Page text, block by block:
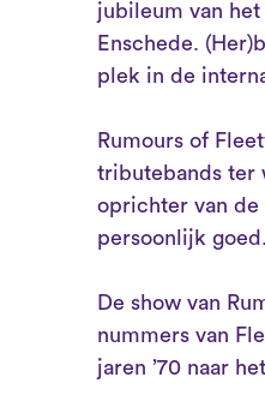
jubileum van
Enschede.
plek in de
Rumours of
tributebands ter
oprichter van de
persoonlijk goed.
De show van
nummers van
jaren ’70 naar